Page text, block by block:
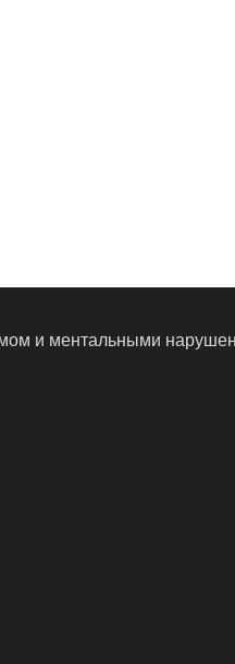
и ментальными